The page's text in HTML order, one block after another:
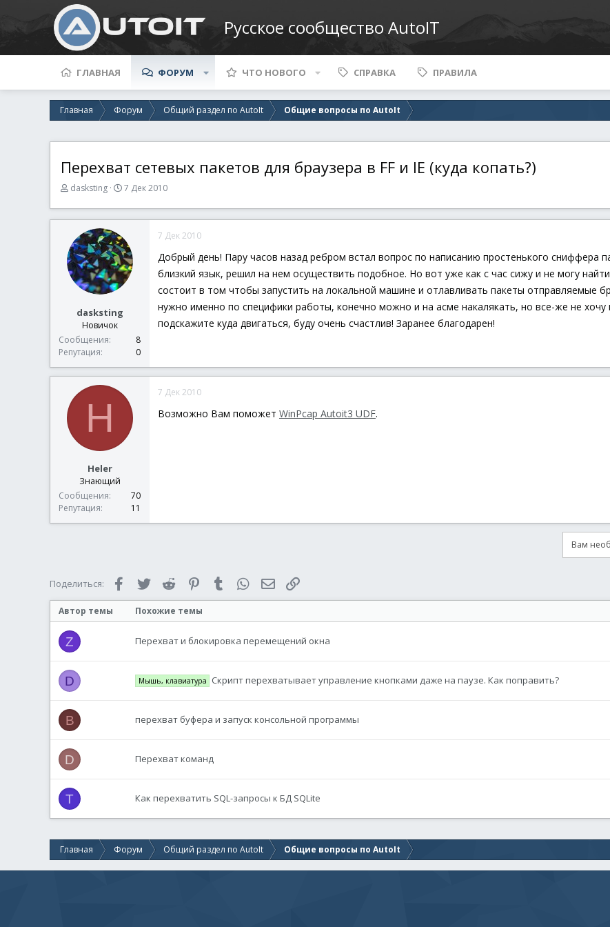
Русское сообщество AutoIT
ГЛАВНАЯ ФОРУМ ЧТО НОВОГО СПРАВКА ПРАВИЛА
Главная Форум Общий раздел по AutoIt Общие вопросы по AutoIt
Перехват сетевых пакетов для браузера в FF и IE (куда копать?)
А
т
т
е
м
ы
dasksting
Д
т
н
а
ч
а
л
7 Дек 2010
dasksting
Новичок
Сообщения
8
Репутация
0
7 Дек 2010
Добрый день! Пару часов назад ребром встал вопрос по написанию простенького сниффера
близкий язык, решил на нем осуществить подобное. Но вот уже как с час сижу и не могу
состоит в том чтобы запустить на локальной машине и отлавливать пакеты отправляемые
нужно именно по специфики работы, конечно можно и на асме накалякать, но все-же не хочу
подскажите куда двигаться, буду очень счастлив! Заранее благодарен!
H
Heler
Знающий
Сообщения
70
Репутация
11
7 Дек 2010
Возможно Вам поможет WinPcap Autoit3 UDF.
Вам
Поделиться: FacebookTwitter Reddit PinterestTumblr WhatsAppЭлектронная почта
Автор темы Похожие темы
Z Перехват и блокировка перемещений окна
D Мышь, клавиатура Скрипт перехватывает управление кнопками даже на паузе. Как поправить?
B перехват буфера и запуск консольной программы
D Перехват команд
T Как перехватить SQL-запросы к БД SQLite
Главная Форум Общий раздел по AutoIt Общие вопросы по AutoIt